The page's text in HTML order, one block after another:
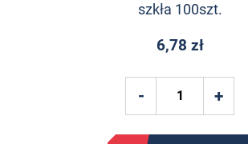
szkła 100szt.
6,78 zł